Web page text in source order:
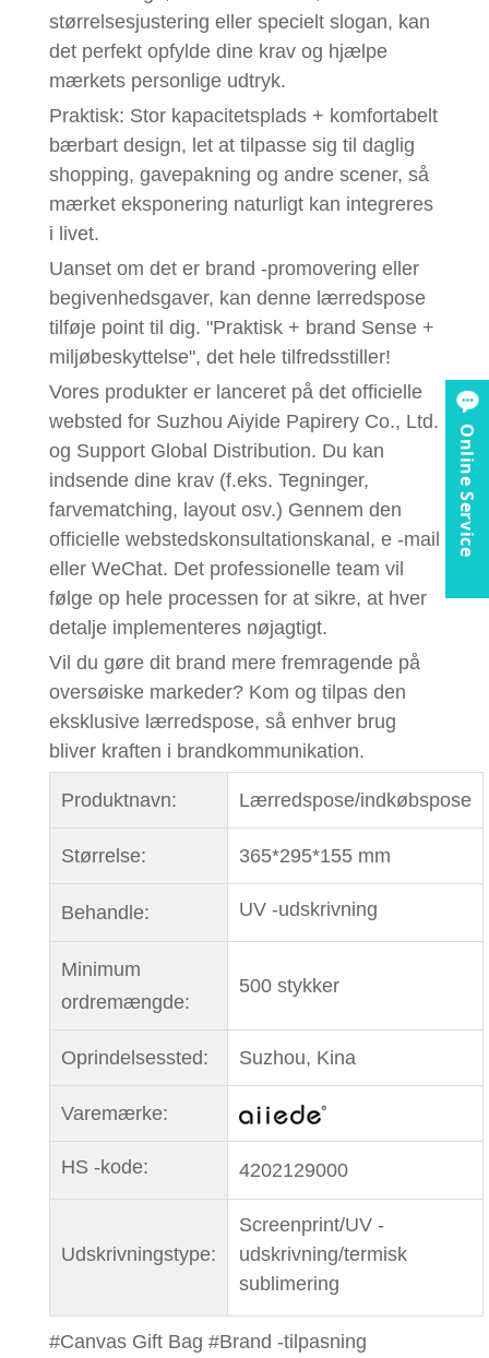
størrelsesjustering eller specielt slogan, kan
det perfekt opfylde dine krav og hjælpe
mærkets personlige udtryk.
Praktisk: Stor kapacitetsplads + komfortabelt
bærbart design, let at tilpasse sig til daglig
shopping, gavepakning og andre scener, så
mærket eksponering naturligt kan integreres
i livet.
Uanset om det er brand -promovering eller
begivenhedsgaver, kan denne lærredspose
tilføje point til dig. "Praktisk + brand Sense +
miljøbeskyttelse", det hele tilfredsstiller!
Vores produkter er lanceret på det officielle
websted for Suzhou Aiyide Papirery Co., Ltd.
og Support Global Distribution. Du kan
indsende dine krav (f.eks. Tegninger,
farvematching, layout osv.) Gennem den
officielle webstedskonsultationskanal, e -mail
eller WeChat. Det professionelle team vil
følge op hele processen for at sikre, at hver
detalje implementeres nøjagtigt.
Vil du gøre dit brand mere fremragende på
oversøiske markeder? Kom og tilpas den
eksklusive lærredspose, så enhver brug
bliver kraften i brandkommunikation.
Produktnavn: Lærredspose/indkøbspose
Størrelse: 365*295*155 mm
Behandle: UV -udskrivning
Minimum
ordremængde:
500 stykker
Oprindelsessted: Suzhou, Kina
Varemærke:
HS -kode: 4202129000
Udskrivningstype:
Screenprint/UV -
udskrivning/termisk
sublimering
#Canvas Gift Bag #Brand -tilpasning
Online Service